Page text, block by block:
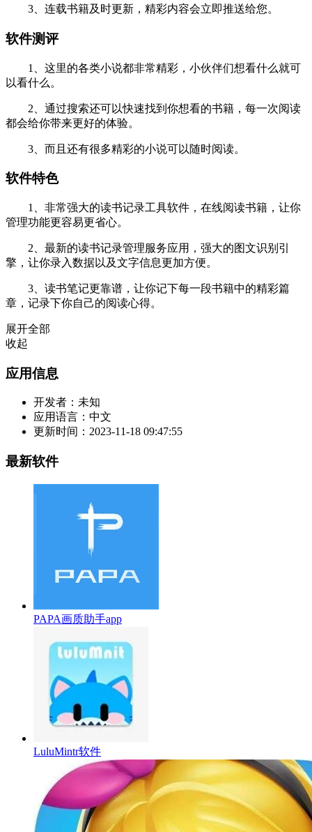
3、连载书籍及时更新，精彩内容会立即推送给您。
软件测评
1、这里的各类小说都非常精彩，小伙伴们想看什么就可
以看什么。
2、通过搜索还可以快速找到你想看的书籍，每一次阅读
都会给你带来更好的体验。
3、而且还有很多精彩的小说可以随时阅读。
软件特色
1、非常强大的读书记录工具软件，在线阅读书籍，让你
管理功能更容易更省心。
2、最新的读书记录管理服务应用，强大的图文识别引
擎，让你录入数据以及文字信息更加方便。
3、读书笔记更靠谱，让你记下每一段书籍中的精彩篇
章，记录下你自己的阅读心得。
展开全部
收起
应用信息
开发者： 未知
应用语言： 中文
更新时间： 2023-11-18 09:47:55
最新软件
PAPA画质助手app
LuluMintr软件